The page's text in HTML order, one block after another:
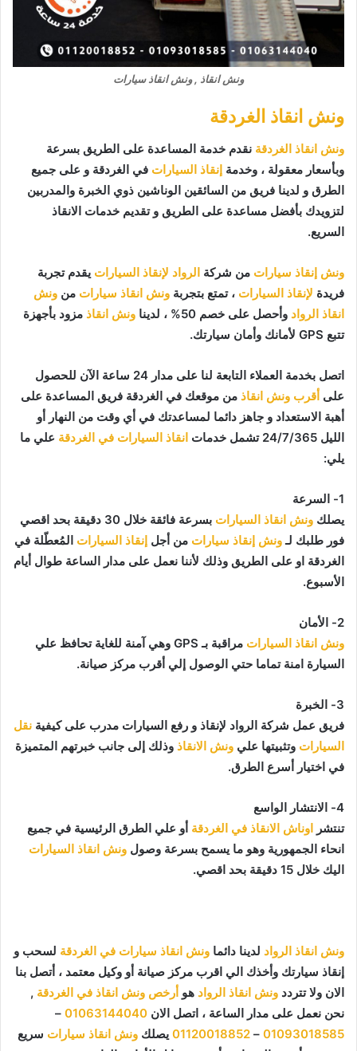
ونش انقاذ , ونش انقاذ سيارات
ونش انقاذ الغردقة
ونش انقاذ الغردقة نقدم خدمة المساعدة على الطريق بسرعة
وبأسعار معقولة ، وخدمة إنقاذ السيارات في الغردقة و على جميع
الطرق و لدينا فريق من السائقين الوناشين ذوي الخبرة والمدربين
لتزويدك بأفضل مساعدة على الطريق و تقديم خدمات الانقاذ
السريع.
ونش إنقاذ سيارات من شركة الرواد لإنقاذ السيارات يقدم تجربة
فريدة لإنقاذ السيارات ، تمتع بتجربة ونش انقاذ سيارات من ونش
انقاذ الرواد وأحصل على خصم 50% ، لدينا ونش انقاذ مزود بأجهزة
تتبع GPS لأمانك وأمان سيارتك.
اتصل بخدمة العملاء التابعة لنا على مدار 24 ساعة الآن للحصول
على أقرب ونش انقاذ من موقعك في الغردقة فريق المساعدة على
أهبة الاستعداد و جاهز دائما لمساعدتك في أي وقت من النهار أو
الليل 24/7/365 تشمل خدمات
انقاذ السيارات في الغردقة علي ما
يلي:
1- السرعة
يصلك ونش انقاذ السيارات
بسرعة فائقة خلال 30 دقيقة بحد اقصي
فور طلبك لـونش إنقاذ سيارات من أجل إنقاذ السيارات المُعطّلة في
الغردقة او على الطريق وذلك لأننا نعمل على مدار الساعة طوال أيام
الأسبوع.
2- الأمان
ونش انقاذ السيارات
مراقبة بـ GPS وهي آمنة للغاية تحافظ علي
السيارة امنة تماما حتي الوصول إلي أقرب مركز صيانة.
3- الخبرة
فريق عمل شركة الرواد لإنقاذ و رفع السيارات مدرب على كيفية نقل
السيارات وتثبيتها علي ونش الانقاذ وذلك إلى جانب خبرتهم المتميزة
في اختيار أسرع الطرق.
4- الانتشار الواسع
تنتشر اوناش الانقاذ في الغردقة أو علي الطرق الرئيسية في جميع
انحاء الجمهورية وهو ما يسمح بسرعة وصول ونش انقاذ السيارات
اليك خلال 15 دقيقة بحد اقصي.
ونش انقاذ الرواد لدينا دائما ونش انقاذ سيارات في الغردقة لسحب و
إنقاذ سيارتك وأخذك الي اقرب مركز صيانة أو وكيل معتمد ، أتصل بنا
الان ولا تتردد ونش انقاذ الرواد هو أرخص ونش انقاذ في الغردقة ,
نحن نعمل على مدار الساعة ، اتصل الان 01063144040
–
01093018585
–
01120018852 يصلك ونش انقاذ سيارات سريع